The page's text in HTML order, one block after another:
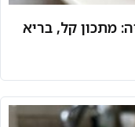
מתכון קל, בריא